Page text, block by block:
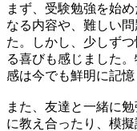
まず、受験勉強を始
なる内容や、難しい
た。しかし、少しず
る喜びも感じました
感は今でも鮮明に記憶
また、友達と一緒に
に教え合ったり、模